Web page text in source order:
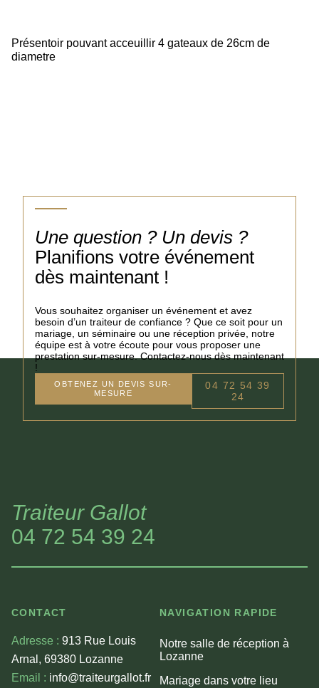
Présentoir pouvant acceuillir 4 gateaux de 26cm de
diametre
Une question ? Un devis ?
Planifions votre événement
dès maintenant !
Vous souhaitez organiser un événement et avez
besoin d’un traiteur de confiance ? Que ce soit pour un
mariage, un séminaire ou une réception privée, notre
équipe est à votre écoute pour vous proposer une
prestation sur-mesure. Contactez-nous dès maintenant
!
OBTENEZ UN DEVIS SUR-
MESURE
04 72 54 39
24
Traiteur Gallot
04 72 54 39 24
CONTACT
Adresse : 913 Rue Louis
Arnal, 69380 Lozanne
Email : info@traiteurgallot.fr
NAVIGATION RAPIDE
Notre salle de réception à
Lozanne
Mariage dans votre lieu